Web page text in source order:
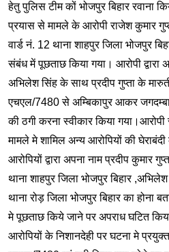
हेतु पुलिस टीम कों भोजपुर बिहार रवाना
प्रयास से मामले के आरोपी राजेश कुमार
वार्ड नं. 12 थाना शाहपुर जिला भोजपुर
संबंध में पूछताछ किया गया। आरोपी द्वारा
अभिलेश सिंह के साथ प्रदीप गुप्ता के
एचएल/7480 से अम्बिकापुर आकर
की ठगी करना स्वीकार किया
मामले मे शामिल अन्य आरोपियों की
आरोपियों द्वारा अपना नाम प्रदीप कुमार
थाना शाहपुर जिला भोजपुर बिहार
थाना रोड़ जिला भोजपुर बिहार का होना
मे पूछताछ किये जाने पर अपराध घटित
आरोपियों के निशानदेही पर घटना मे